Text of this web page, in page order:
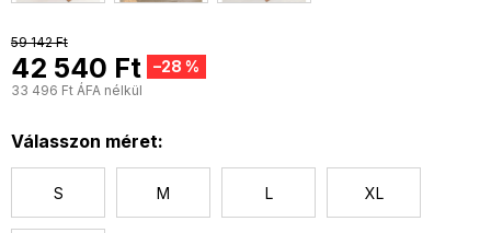
59 142 Ft
–28 %
42 540 Ft
33 496 Ft ÁFA nélkül
Válasszon méret:
S M L XL